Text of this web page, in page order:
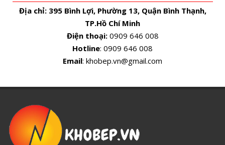
Địa chỉ: 395 Bình Lợi, Phường 13, Quận Bình Thạnh,
TP.Hồ Chí Minh
Điện thoại:0909 646 008
Hotline: 0909 646 008
Email: khobep.vn@gmail.com